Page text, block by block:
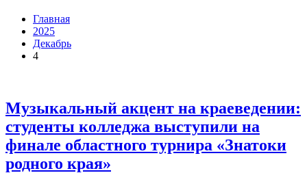
Главная
2025
Декабрь
4
Музыкальный акцент на краеведении:
студенты колледжа выступили на
финале областного турнира «Знатоки
родного края»